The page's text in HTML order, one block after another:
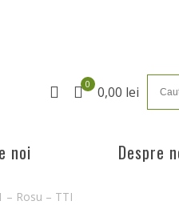
0 0,00 lei
noi Despre
– Rosu – TTI